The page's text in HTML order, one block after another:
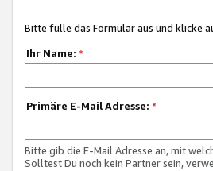
Bitte fülle das Formular aus und klicke
Ihr Name: *
Primäre E-Mail Adresse: *
Bitte gib die E-Mail Adresse an, mit
Solltest Du noch kein Partner sein,